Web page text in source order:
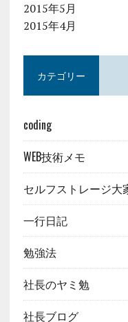
2015年5月
2015年4月
カテゴリー
coding
WEB技術メモ
セルフストレージ大
一行日記
勉強法
社長のヤミ勉
社長ブログ